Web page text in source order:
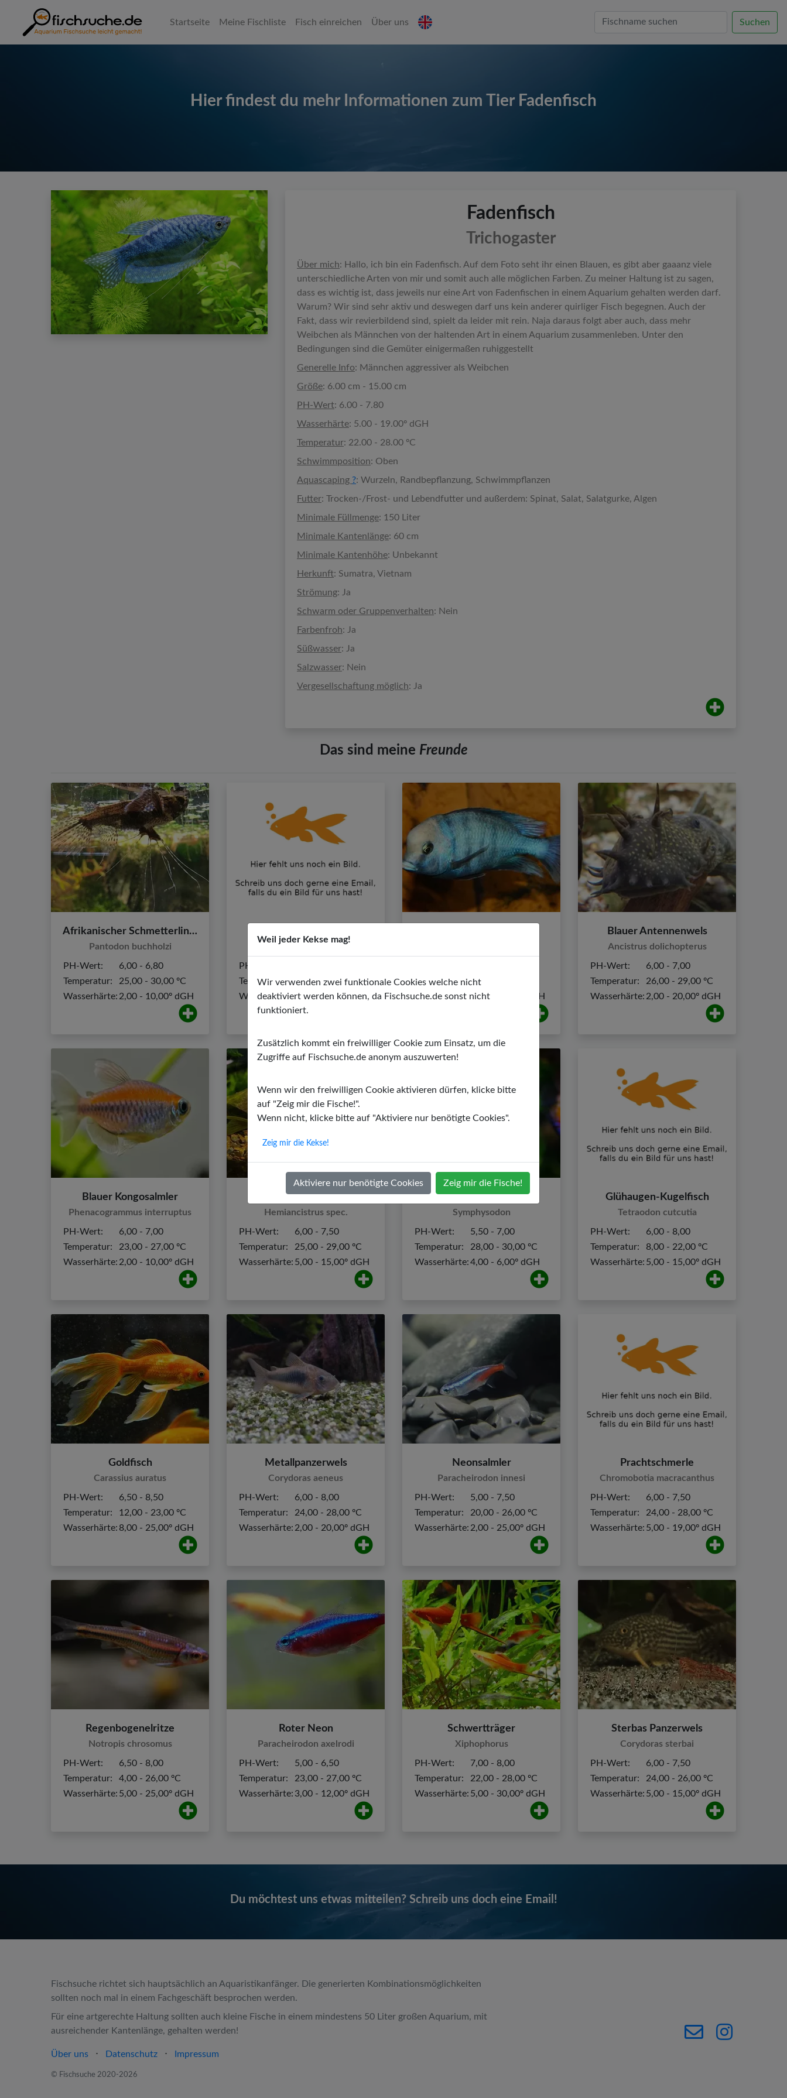
Weil jeder Kekse mag!
Wir verwenden zwei funktionale Cookies welche nicht
deaktiviert werden können, da Fischsuche.de sonst nicht
funktioniert.
Zusätzlich kommt ein freiwilliger Cookie zum Einsatz, um die
Zugriffe auf Fischsuche.de anonym auszuwerten!
Wenn wir den freiwilligen Cookie aktivieren dürfen, klicke bitte
auf "Zeig mir die Fische!".
Wenn nicht, klicke bitte auf "Aktiviere nur benötigte Cookies".
Zeig mir die Kekse!
Aktiviere nur benötigte Cookies Zeig mir die Fische!
Startseite Meine Fischliste Fisch einreichen Über uns Suchen
Hier findest du mehr Informationen zum Tier Fadenfisch
Fadenfisch
Trichogaster
Über mich: Hallo, ich bin ein Fadenfisch. Auf dem Foto seht ihr einen Blauen, es gibt aber gaaanz viele
unterschiedliche Arten von mir und somit auch alle möglichen Farben. Zu meiner Haltung ist zu sagen,
dass es wichtig ist, dass jeweils nur eine Art von Fadenfischen in einem Aquarium gehalten werden darf.
Warum? Wir sind sehr aktiv und deswegen darf uns kein anderer quirliger Fisch begegnen. Auch der
Fakt, dass wir revierbildend sind, spielt da leider mit rein. Naja daraus folgt aber auch, dass mehr
Weibchen als Männchen von der haltenden Art in einem Aquarium zusammenleben. Unter den
Bedingungen sind die Gemüter einigermaßen ruhiggestellt
Generelle Info: Männchen aggressiver als Weibchen
Größe: 6.00 cm - 15.00 cm
PH-Wert: 6.00 - 7.80
Wasserhärte: 5.00 - 19.00º dGH
Temperatur: 22.00 - 28.00 ºC
Schwimmposition: Oben
Aquascaping ?: Wurzeln, Randbepflanzung, Schwimmpflanzen
Futter: Trocken-/Frost- und Lebendfutter und außerdem: Spinat, Salat, Salatgurke, Algen
Minimale Füllmenge: 150 Liter
Minimale Kantenlänge: 60 cm
Minimale Kantenhöhe: Unbekannt
Herkunft: Sumatra, Vietnam
Strömung: Ja
Schwarm oder Gruppenverhalten: Nein
Farbenfroh: Ja
Süßwasser: Ja
Salzwasser: Nein
Vergesellschaftung möglich: Ja
Das sind meine Freunde
Afrikanischer Schmetterlingsfisch
Pantodon buchholzi
PH-Wert:
6,00 - 6,80
Temperatur:
25,00 - 30,00 ºC
Wasserhärte: 2,00 - 10,00º dGH
Neolebias ansorgii
PH-Wert:
Temperatur:
22,00 - 26,00 ºC
Wasserhärte:4,00 - 15,00º dGH
Temperatur:
24,00 - 26,00 ºC
Wasserhärte: 5,00 - 19,00º dGH
Blauer Antennenwels
Ancistrus dolichopterus
PH-Wert:
6,00 - 7,00
Temperatur:
26,00 - 29,00 ºC
Wasserhärte: 2,00 - 20,00º dGH
Blauer Kongosalmler
Phenacogrammus interruptus
PH-Wert:
6,00 - 7,00
Temperatur:
23,00 - 27,00 ºC
Wasserhärte: 2,00 - 10,00º dGH
Blauer Phantomwels
Hemiancistrus spec.
PH-Wert:
6,00 - 7,50
Temperatur:
25,00 - 29,00 ºC
Wasserhärte: 5,00 - 15,00º dGH
Diskusfisch
Symphysodon
PH-Wert:
5,50 - 7,00
Temperatur:
28,00 - 30,00 ºC
Wasserhärte:4,00 - 6,00º dGH
Glühaugen-Kugelfisch
Tetraodon cutcutia
PH-Wert:
6,00 - 8,00
Temperatur:
8,00 - 22,00 ºC
Wasserhärte: 5,00 - 15,00º dGH
Goldfisch
Carassius auratus
PH-Wert:
6,50 - 8,50
Temperatur:
12,00 - 23,00 ºC
Wasserhärte: 8,00 - 25,00º dGH
Metallpanzerwels
Corydoras aeneus
PH-Wert:
6,00 - 8,00
Temperatur:
24,00 - 28,00 ºC
Wasserhärte: 2,00 - 20,00º dGH
Neonsalmler
Paracheirodon innesi
PH-Wert:
5,00 - 7,50
Temperatur:
20,00 - 26,00 ºC
Wasserhärte: 2,00 - 25,00º dGH
Prachtschmerle
Chromobotia macracanthus
PH-Wert:
6,00 - 7,50
Temperatur:
24,00 - 28,00 ºC
Wasserhärte: 5,00 - 19,00º dGH
Regenbogenelritze
Notropis chrosomus
PH-Wert:
6,50 - 8,00
Temperatur:
4,00 - 26,00 ºC
Wasserhärte: 5,00 - 25,00º dGH
Roter Neon
Paracheirodon axelrodi
PH-Wert:
5,00 - 6,50
Temperatur:
23,00 - 27,00 ºC
Wasserhärte: 3,00 - 12,00º dGH
Schwertträger
Xiphophorus
PH-Wert:
7,00 - 8,00
Temperatur:
22,00 - 28,00 ºC
Wasserhärte: 5,00 - 30,00º dGH
Sterbas Panzerwels
Corydoras sterbai
PH-Wert:
6,00 - 7,50
Temperatur:
24,00 - 26,00 ºC
Wasserhärte: 5,00 - 15,00º dGH
Du möchtest uns etwas mitteilen? Schreib uns doch eine Email!
Fischsuche richtet sich hauptsächlich an Aquaristikanfänger. Die generierten Kombinationsmöglichkeiten
sollten noch mal in einem Fachgeschäft besprochen werden.
Für eine artgerechte Haltung sollten auch kleine Fische in einem mindestens 50 Liter großen Aquarium, mit
ausreichender Kantenlänge, gehalten werden!
Über uns ⋅ Datenschutz ⋅ Impressum
© Fischsuche 2020-2026